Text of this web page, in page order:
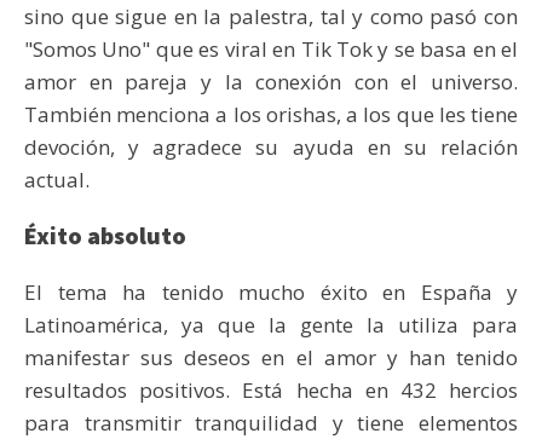
sino que sigue en la palestra, tal y como pasó con
"Somos Uno" que es viral en Tik Tok y se basa en el
amor en pareja y la conexión con el universo.
También menciona a los orishas, a los que les tiene
devoción, y agradece su ayuda en su relación
actual.
Éxito absoluto
El tema ha tenido mucho éxito en España y
Latinoamérica, ya que la gente la utiliza para
manifestar sus deseos en el amor y han tenido
resultados positivos. Está hecha en 432 hercios
para transmitir tranquilidad y tiene elementos